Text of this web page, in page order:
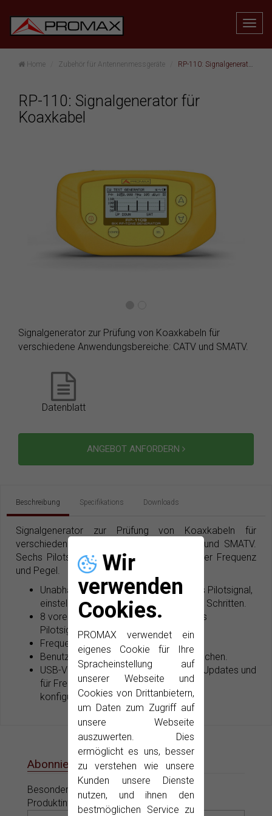
Wir
verwenden
Cookies.
PROMAX verwendet ein
eigenes Cookie für Ihre
Spracheinstellung auf
unserer Webseite und
Cookies von Drittanbietern,
um Daten zum Zugriff auf
unsere Webseite
auszuwerten. Dies
ermöglicht es uns, besser
zu verstehen wie unsere
Kunden unsere Dienste
nutzen, und ihnen den
bestmöglichen Service zu
Home Zubehör für Antennenmessgeräte RP-110: Signalgenerator für Koaxkabel
RP-110: Signalgenerator für
Koaxkabel
Signalgenerator zur Prüfung von Koaxkabeln für
verschiedene Anwendungsbereiche: CATV und SMATV.
Datenblatt
ANGEBOT ANFORDERN
Beschreibung Specifikations Downloads
Signalgenerator zur Prüfung von Koaxkabeln für
verschiedene Anwendungsbereiche: CATV und SMATV.
Sechs Pilotsignale mit individuell einstellbarer Frequenz
und Pegel.
Unabhängiger Ausgangspegel für jedes Pilotsignal,
einstellbar von 80 bis 110 dBµV in 1 dB Schritten.
8 voreingestellte Speicher für die sechs
Pilotsignale.
Frequenzauflösung: 25 kHz.
Benutzerführung in verschiedenen Sprachen.
USB-Verbindung zum PC für Firmware-Updates und
für Frequenz- und Pegel-
konfiguration.
Abonnieren Sie unsere E-News
Besondere Angebote, Aktionen und neue
Produktinformationen nur für Sie.